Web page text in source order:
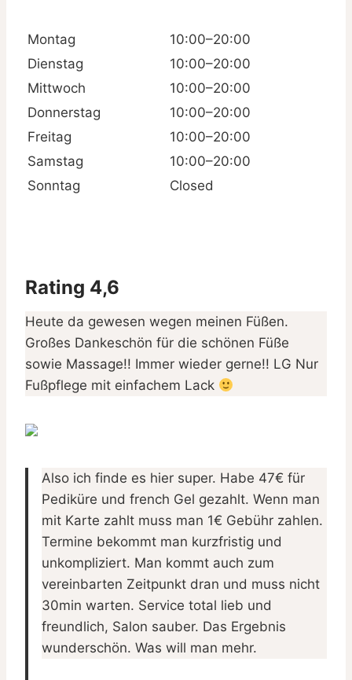
Montag
10:00–20:00
Dienstag
10:00–20:00
Mittwoch
10:00–20:00
Donnerstag
10:00–20:00
Freitag
10:00–20:00
Samstag
10:00–20:00
Sonntag
Closed
Rating 4,6
Heute da gewesen wegen meinen Füßen.
Großes Dankeschön für die schönen Füße
sowie Massage!! Immer wieder gerne!! LG Nur
Fußpflege mit einfachem Lack
Also ich finde es hier super. Habe 47€ für
Pediküre und french Gel gezahlt. Wenn man
mit Karte zahlt muss man 1€ Gebühr zahlen.
Termine bekommt man kurzfristig und
unkompliziert. Man kommt auch zum
vereinbarten Zeitpunkt dran und muss nicht
30min warten. Service total lieb und
freundlich, Salon sauber. Das Ergebnis
wunderschön. Was will man mehr.